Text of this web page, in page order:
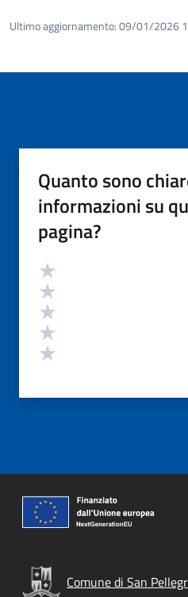
Ultimo aggiornamento:09/01/2026
Quanto sono
informazioni su
pagina?
Valutazione
Comune di San